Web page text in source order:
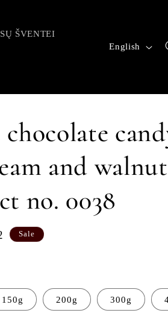
ŠVENTEI
L
a
g
English
and walnut
no. 0038
Sale
150g 200g 300g